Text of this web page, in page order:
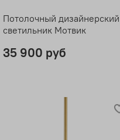
Потолочный дизайнерский
светильник Мотвик
35 900 руб